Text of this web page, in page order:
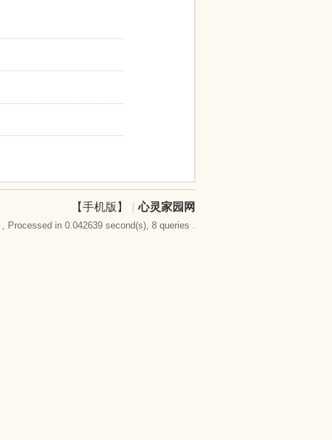
【手机版】 心灵家园网
, Processed in 0.042639 second(s), 8 queries .